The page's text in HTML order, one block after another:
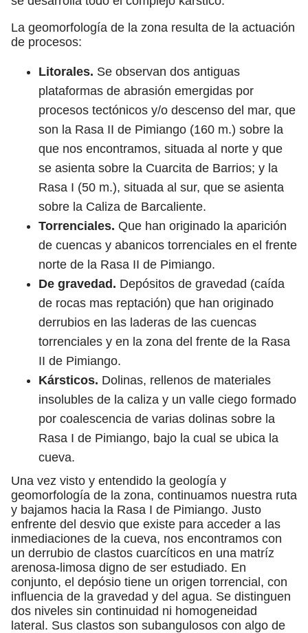
La geomorfología de la zona resulta de la actuación
de procesos:
Litorales. Se observan dos antiguas
plataformas de abrasión emergidas por
procesos tectónicos y/o descenso del mar, que
son la Rasa II de Pimiango (160 m.) sobre la
que nos encontramos, situada al norte y que
se asienta sobre la Cuarcita de Barrios; y la
Rasa I (50 m.), situada al sur, que se asienta
sobre la Caliza de Barcaliente.
Torrenciales. Que han originado la aparición
de cuencas y abanicos torrenciales en el frente
norte de la Rasa II de Pimiango.
De gravedad. Depósitos de gravedad (caída
de rocas mas reptación) que han originado
derrubios en las laderas de las cuencas
torrenciales y en la zona del frente de la Rasa
II de Pimiango.
Kársticos. Dolinas, rellenos de materiales
insolubles de la caliza y un valle ciego formado
por coalescencia de varias dolinas sobre la
Rasa I de Pimiango, bajo la cual se ubica la
cueva.
Una vez visto y entendido la geología y
geomorfología de la zona, continuamos nuestra ruta
y bajamos hacia la Rasa I de Pimiango. Justo
enfrente del desvio que existe para acceder a las
inmediaciones de la cueva, nos encontramos con
un derrubio de clastos cuarcíticos en una matríz
arenosa-limosa digno de ser estudiado. En
conjunto, el depósio tiene un origen torrencial, con
influencia de la gravedad y del agua. Se distinguen
dos niveles sin continuidad ni homogeneidad
lateral. Sus clastos son subangulosos con algo de